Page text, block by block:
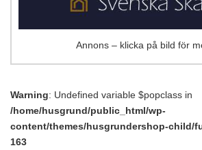
Annons – klicka på bild för
Warning: Undefined variable $popclass in
/home/husgrund/public_html/wp-
content/themes/husgrundershop-child/
163